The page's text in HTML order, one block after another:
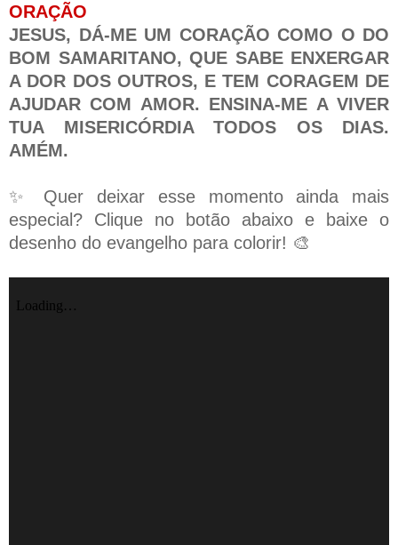
ORAÇÃO
JESUS, DÁ-ME UM CORAÇÃO COMO O DO
BOM SAMARITANO, QUE SABE ENXERGAR
A DOR DOS OUTROS, E TEM CORAGEM DE
AJUDAR COM AMOR. ENSINA-ME A VIVER
TUA MISERICÓRDIA TODOS OS DIAS.
AMÉM.
✨ Quer deixar esse momento ainda mais
especial? Clique no botão abaixo e baixe o
desenho do evangelho para colorir! 🎨